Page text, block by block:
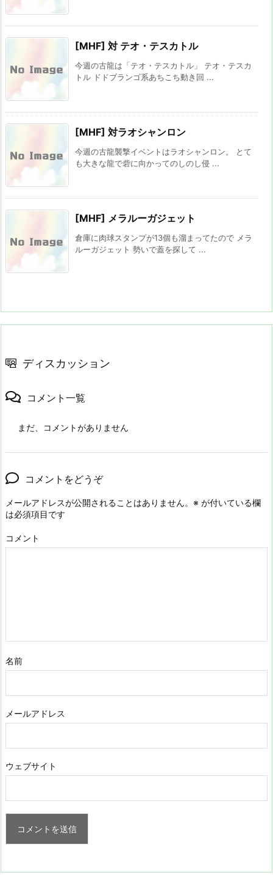
[MHF] 対 テオ・テスカトル
今週の古龍は「テオ・テスカトル」 テオ・テスカ
トル ドドブランゴ系あちこち動き回 ...
[MHF] 対ラオシャンロン
今週の古龍襲撃イベントはラオシャンロン。 とて
も大きな龍で砦に向かってのしのし侵 ...
[MHF] メラルーガジェット
倉庫に肉球スタンプが13個も溜まってたので メラ
ルーガジェット 勢いで蓋を探して ...
ディスカッション
コメント一覧
まだ、コメントがありません
コメントをどうぞ
メールアドレスが公開されることはありません。 ※ が付いている欄
は必須項目です
コメント
名前
メールアドレス
ウェブサイト